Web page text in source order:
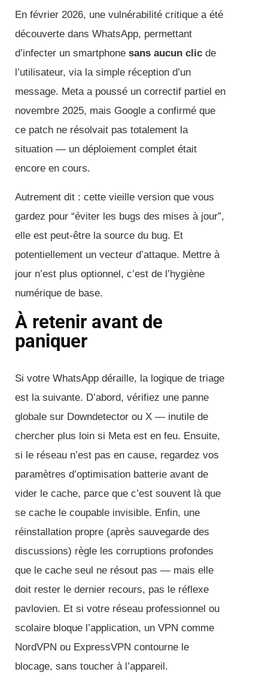
En février 2026, une vulnérabilité critique a été
découverte dans WhatsApp, permettant
d’infecter un smartphone sans aucun clic de
l’utilisateur, via la simple réception d’un
message. Meta a poussé un correctif partiel en
novembre 2025, mais Google a confirmé que
ce patch ne résolvait pas totalement la
situation — un déploiement complet était
encore en cours.
Autrement dit : cette vieille version que vous
gardez pour “éviter les bugs des mises à jour”,
elle est peut-être la source du bug. Et
potentiellement un vecteur d’attaque. Mettre à
jour n’est plus optionnel, c’est de l’hygiène
numérique de base.
À retenir avant de
paniquer
Si votre WhatsApp déraille, la logique de triage
est la suivante. D’abord, vérifiez une panne
globale sur Downdetector ou X — inutile de
chercher plus loin si Meta est en feu. Ensuite,
si le réseau n’est pas en cause, regardez vos
paramètres d’optimisation batterie avant de
vider le cache, parce que c’est souvent là que
se cache le coupable invisible. Enfin, une
réinstallation propre (après sauvegarde des
discussions) règle les corruptions profondes
que le cache seul ne résout pas — mais elle
doit rester le dernier recours, pas le réflexe
pavlovien. Et si votre réseau professionnel ou
scolaire bloque l’application, un VPN comme
NordVPN ou ExpressVPN contourne le
blocage, sans toucher à l’appareil.